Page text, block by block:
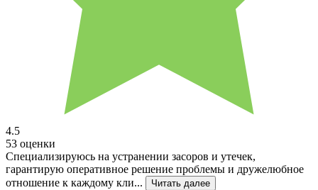
4.5
53 оценки
Специализируюсь на устранении засоров и утечек,
гарантирую оперативное решение проблемы и дружелюбное
отношение к каждому кли...
Читать далее